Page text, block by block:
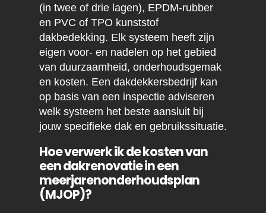
(in twee of drie lagen), EPDM-rubber
en PVC of TPO kunststof
dakbedekking. Elk systeem heeft zijn
eigen voor- en nadelen op het gebied
van duurzaamheid, onderhoudsgemak
en kosten. Een dakdekkersbedrijf kan
op basis van een inspectie adviseren
welk systeem het beste aansluit bij
jouw specifieke dak en gebruikssituatie.
Hoe verwerk ik de kosten van
een dakrenovatie in een
meerjarenonderhoudsplan
(MJOP)?